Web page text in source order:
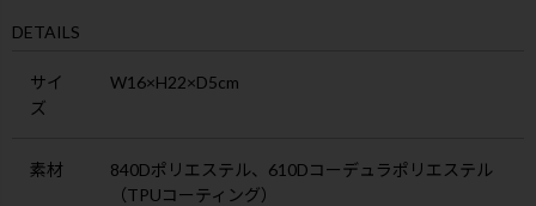
DETAILS
サイ
ズ
W16×H22×D5cm
素材
840Dポリエステル、610Dコーデュラポリエステル
（TPUコーティング）